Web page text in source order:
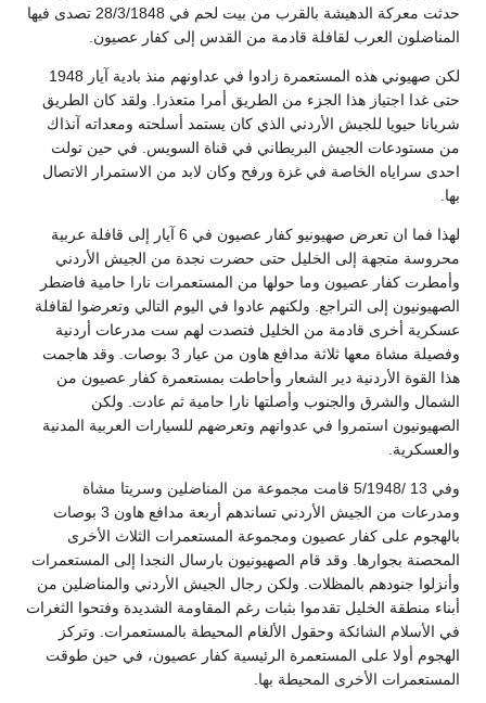
حدثت معركة الدهيشة بالقرب من بيت لحم في 28/3/1848 تصدى فيها
المناضلون العرب لقافلة قادمة من القدس إلى كفار عصيون.
لكن صهيوني هذه المستعمرة زادوا في عداونهم منذ بادية آيار 1948
حتى غدا اجتياز هذا الجزء من الطريق أمرا متعذرا. ولقد كان الطريق
شريانا حيويا للجيش الأردني الذي كان يستمد أسلحته ومعداته آنذاك
من مستودعات الجيش البريطاني في قناة السويس. في حين تولت
احدى سراياه الخاصة في غزة ورفح وكان لابد من الاستمرار الاتصال
بها.
لهذا فما ان تعرض صهيونيو كفار عصيون في 6 آيار إلى قافلة عربية
محروسة متجهة إلى الخليل حتى حضرت نجدة من الجيش الأردني
وأمطرت كفار عصيون وما حولها من المستعمرات نارا حامية فاضطر
الصهيونيون إلى التراجع. ولكنهم عادوا في اليوم التالي وتعرضوا لقافلة
عسكرية أخرى قادمة من الخليل فتصدت لهم ست مدرعات أردنية
وفصيلة مشاة معها ثلاثة مدافع هاون من عيار 3 بوصات. وقد هاجمت
هذا القوة الأردنية دير الشعار وأحاطت بمستعمرة كفار عصيون من
الشمال والشرق والجنوب وأصلتها نارا حامية ثم عادت. ولكن
الصهيونيون استمروا في عدوانهم وتعرضهم للسيارات العربية المدنية
والعسكرية.
وفي 13 /5/1948 قامت مجموعة من المناضلين وسريتا مشاة
ومدرعات من الجيش الأردني تساندهم أربعة مدافع هاون 3 بوصات
بالهجوم على كفار عصيون ومجموعة المستعمرات الثلاث الأخرى
المحصنة بجوارها. وقد قام الصهيونيون بارسال النجدا إلى المستعمرات
وأنزلوا جنودهم بالمظلات. ولكن رجال الجيش الأردني والمناضلين من
أبناء منطقة الخليل تقدموا بثبات رغم المقاومة الشديدة وفتحوا الثغرات
في الأسلام الشائكة وحقول الألغام المحيطة بالمستعمرات. وتركز
الهجوم أولا على المستعمرة الرئيسية كفار عصيون، في حين طوقت
المستعمرات الأخرى المحيطة بها.